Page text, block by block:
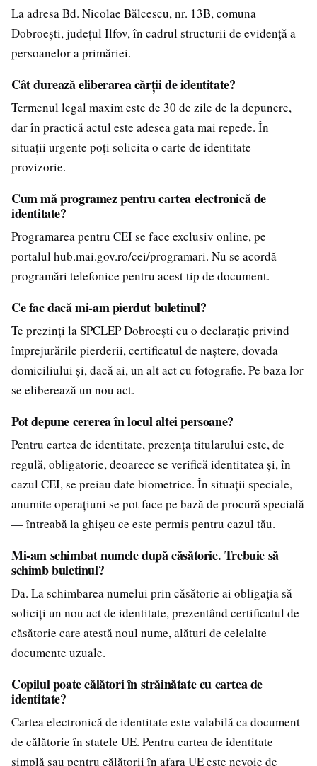
La adresa Bd. Nicolae Bălcescu, nr. 13B, comuna
Dobroești, județul Ilfov, în cadrul structurii de evidență a
persoanelor a primăriei.
Cât durează eliberarea cărții de identitate?
Termenul legal maxim este de 30 de zile de la depunere,
dar în practică actul este adesea gata mai repede. În
situații urgente poți solicita o carte de identitate
provizorie.
Cum mă programez pentru cartea electronică de
identitate?
Programarea pentru CEI se face exclusiv online, pe
portalul hub.mai.gov.ro/cei/programari. Nu se acordă
programări telefonice pentru acest tip de document.
Ce fac dacă mi-am pierdut buletinul?
Te prezinți la SPCLEP Dobroești cu o declarație privind
împrejurările pierderii, certificatul de naștere, dovada
domiciliului și, dacă ai, un alt act cu fotografie. Pe baza lor
se eliberează un nou act.
Pot depune cererea în locul altei persoane?
Pentru cartea de identitate, prezența titularului este, de
regulă, obligatorie, deoarece se verifică identitatea și, în
cazul CEI, se preiau date biometrice. În situații speciale,
anumite operațiuni se pot face pe bază de procură specială
— întreabă la ghișeu ce este permis pentru cazul tău.
Mi-am schimbat numele după căsătorie. Trebuie să
schimb buletinul?
Da. La schimbarea numelui prin căsătorie ai obligația să
soliciți un nou act de identitate, prezentând certificatul de
căsătorie care atestă noul nume, alături de celelalte
documente uzuale.
Copilul poate călători în străinătate cu cartea de
identitate?
Cartea electronică de identitate este valabilă ca document
de călătorie în statele UE. Pentru cartea de identitate
simplă sau pentru călătorii în afara UE este nevoie de